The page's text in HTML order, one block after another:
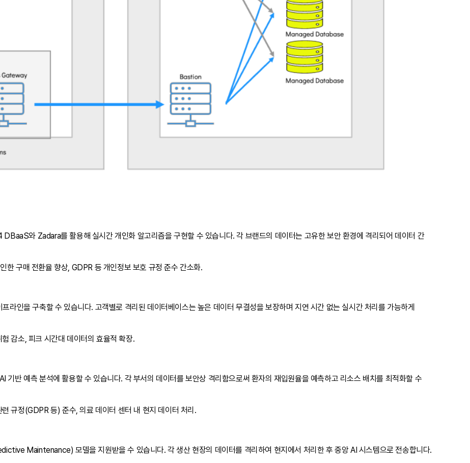
와 Zadara를 활용해 실시간 개인화 알고리즘을 구현할 수 있습니다. 각 브랜드의 데이터는 고유한 보안 환경에 격리되어 데이터 간
한 구매 전환율 향상, GDPR 등 개인정보 보호 규정 준수 간소화.
라인을 구축할 수 있습니다. 고객별로 격리된 데이터베이스는 높은 데이터 무결성을 보장하며 지연 시간 없는 실시간 처리를 가능하게
감소, 피크 시간대 데이터의 효율적 확장.
기반 예측 분석에 활용할 수 있습니다. 각 부서의 데이터를 보안상 격리함으로써 환자의 재입원율을 예측하고 리소스 배치를 최적화할 수
규정(GDPR 등) 준수, 의료 데이터 센터 내 현지 데이터 처리.
Maintenance) 모델을 지원받을 수 있습니다. 각 생산 현장의 데이터를 격리하여 현지에서 처리한 후 중앙 AI 시스템으로 전송합니다.